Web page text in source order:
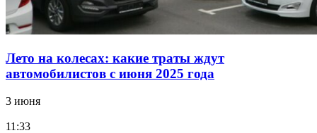
Лето на колесах: какие траты ждут
автомобилистов с июня 2025 года
3 июня
11:33